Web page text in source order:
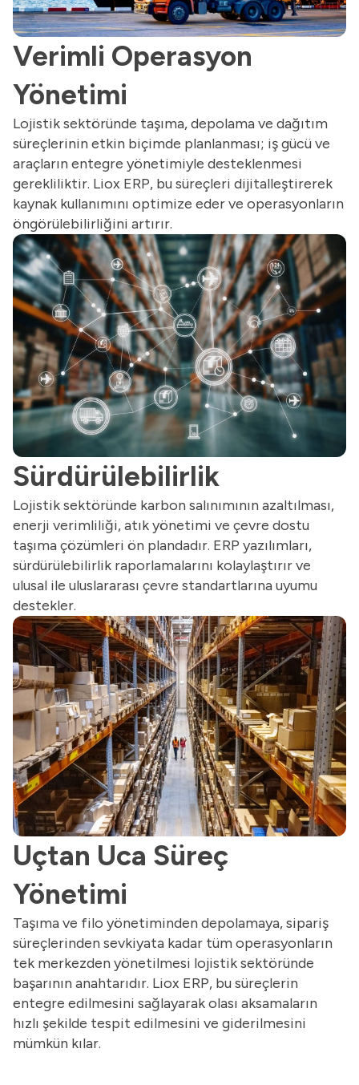
Verimli Operasyon
Yönetimi
Lojistik sektöründe taşıma, depolama ve dağıtım
süreçlerinin etkin biçimde planlanması; iş gücü ve
araçların entegre yönetimiyle desteklenmesi
gerekliliktir. Liox ERP, bu süreçleri dijitalleştirerek
kaynak kullanımını optimize eder ve operasyonların
öngörülebilirliğini artırır.
Sürdürülebilirlik
Lojistik sektöründe karbon salınımının azaltılması,
enerji verimliliği, atık yönetimi ve çevre dostu
taşıma çözümleri ön plandadır. ERP yazılımları,
sürdürülebilirlik raporlamalarını kolaylaştırır ve
ulusal ile uluslararası çevre standartlarına uyumu
destekler.
Uçtan Uca Süreç
Yönetimi
Taşıma ve filo yönetiminden depolamaya, sipariş
süreçlerinden sevkiyata kadar tüm operasyonların
tek merkezden yönetilmesi lojistik sektöründe
başarının anahtarıdır. Liox ERP, bu süreçlerin
entegre edilmesini sağlayarak olası aksamaların
hızlı şekilde tespit edilmesini ve giderilmesini
mümkün kılar.